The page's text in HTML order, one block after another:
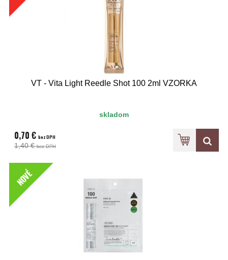
VT - Vita Light Reedle Shot 100 2ml VZORKA
skladom
0,70 € bez DPH
1,40 €bez DPH
NOVÉ